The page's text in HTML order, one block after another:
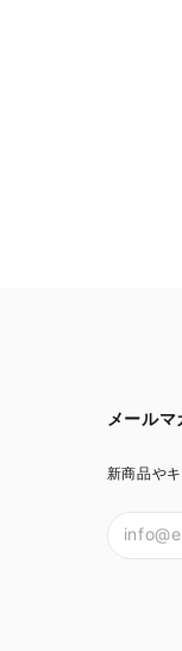
メール
新商品や